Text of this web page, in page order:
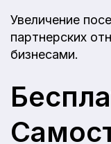
Увеличение
партнерских
бизнесами.